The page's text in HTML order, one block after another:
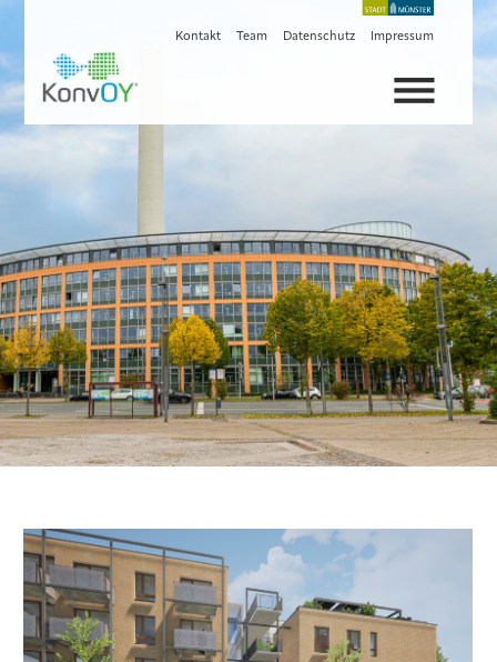
Kontakt Team Datenschutz Impressum